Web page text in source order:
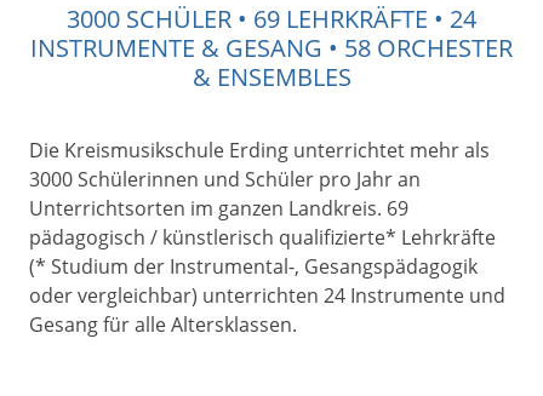
3000 SCHÜLER • 69 LEHRKRÄFTE • 24
INSTRUMENTE & GESANG • 58 ORCHESTER
& ENSEMBLES
Die Kreismusikschule Erding unterrichtet mehr als
3000 Schülerinnen und Schüler pro Jahr an
Unterrichtsorten im ganzen Landkreis. 69
pädagogisch / künstlerisch qualifizierte* Lehrkräfte
(* Studium der Instrumental-, Gesangspädagogik
oder vergleichbar) unterrichten 24 Instrumente und
Gesang für alle Altersklassen.